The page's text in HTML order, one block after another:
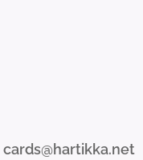
cards@hartikka.net